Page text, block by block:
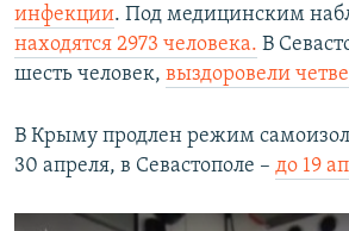
инфекции. Под медицинским
находятся 2973 человека. В
шесть человек, выздоровели
В Крыму продлен режим
30 апреля, в Севастополе – до 19